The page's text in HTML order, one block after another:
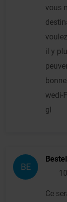
vous
il y
wedi-
gl
BE
Bestel
Ce